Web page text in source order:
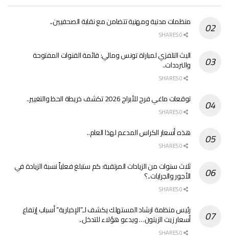
منظمات مدنية ومهنية تتضامن مع نقابة الصحفيين..
البث التلفزي لمباراة تونس ومالي: قائمة القنوات المفتوحة
والترددات..
توقعات ماغي فرح للأبراج 2026 تكشف خريطة الحظ والتغيير..
هذه أسعار الكراس المدعم لهذا العام..
ثلاث سنوات من الزيادات المرتقبة: كم ستبلغ فعلياً نسبة الزيادة في
الأجور والجرايات..؟
رئيس منظمة ارشاد المستهلك يكشف لـ”الإخبارية” أسباب إرتفاع
أسعار زيت الزيتون… ويدعو هؤلاء للتدخل..